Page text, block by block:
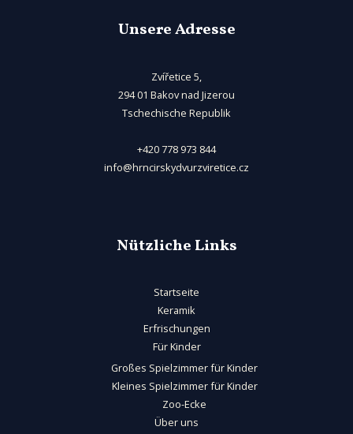
Unsere Adresse
Zvířetice 5,
294 01 Bakov nad Jizerou
Tschechische Republik
+420 778 973 844
info@hrncirskydvurzviretice.cz
Nützliche Links
Startseite
Keramik
Erfrischungen
Für Kinder
Großes Spielzimmer für Kinder
Kleines Spielzimmer für Kinder
Zoo-Ecke
Über uns